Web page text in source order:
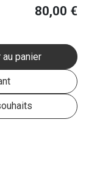
au panier
80,00 €